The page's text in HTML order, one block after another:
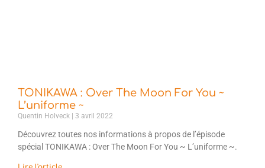
TONIKAWA : Over The Moon For You ~
L’uniforme ~
Quentin Holveck 3 avril 2022
Découvrez toutes nos informations à propos de l’épisode
spécial TONIKAWA : Over The Moon For You ~ L’uniforme ~.